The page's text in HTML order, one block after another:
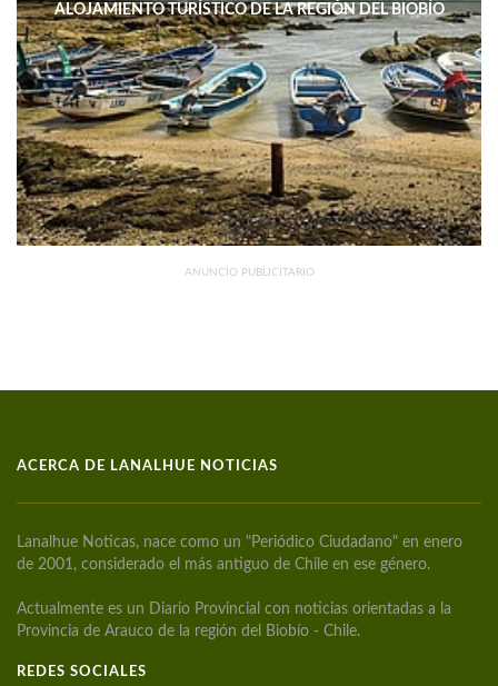
ALOJAMIENTO TURÍSTICO DE LA REGIÓN DEL BIOBÍO
DISMINUYERON 15,4% INTERANUAL
ANUNCIO PUBLICITARIO
ACERCA DE LANALHUE NOTICIAS
Lanalhue Noticas, nace como un "Periódico Ciudadano" en enero
de 2001, considerado el más antiguo de Chile en ese género.
Actualmente es un Diario Provincial con noticias orientadas a la
Provincia de Arauco de la región del Biobío - Chile.
REDES SOCIALES